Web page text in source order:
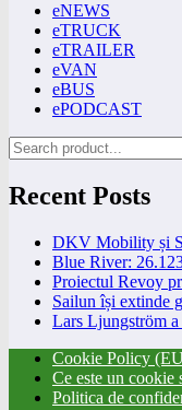
eNEWS
eTRUCK
eTRAILER
eVAN
eBUS
ePODCAST
Recent Posts
DKV Mobility și
Blue River:
Proiectul Revoy
Sailun își extinde
Lars Ljungström
Cookie Policy
Ce este un cookie
Politica de